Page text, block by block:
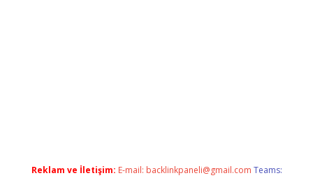
Reklam ve İletişim: E-mail: backlinkpaneli@gmail.com Teams: